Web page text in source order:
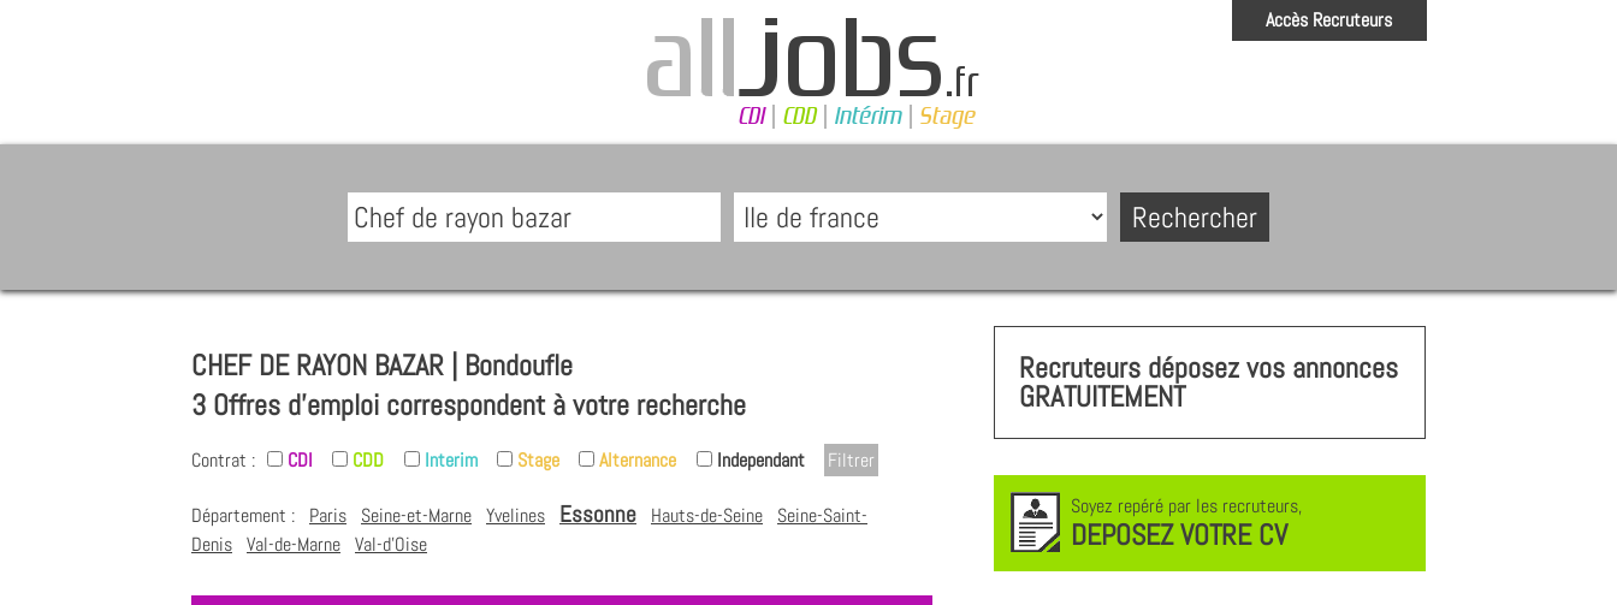
Accès Recruteurs
CHEF DE RAYON BAZAR | Bondoufle
3 Offres d'emploi correspondent à votre recherche
Contrat : CDI CDD Interim Stage Alternance Independant
Département : Paris Seine-et-Marne Yvelines Essonne Hauts-de-Seine
Seine-Saint-
Denis Val-de-Marne Val-d'Oise
Recruteurs déposez vos annonces
GRATUITEMENT
Soyez repéré par les recruteurs,
DEPOSEZ VOTRE CV